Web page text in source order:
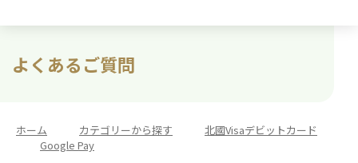
よくあるご質問
ホーム カテゴリーから探す
北國Visaデビットカード
Google Pay